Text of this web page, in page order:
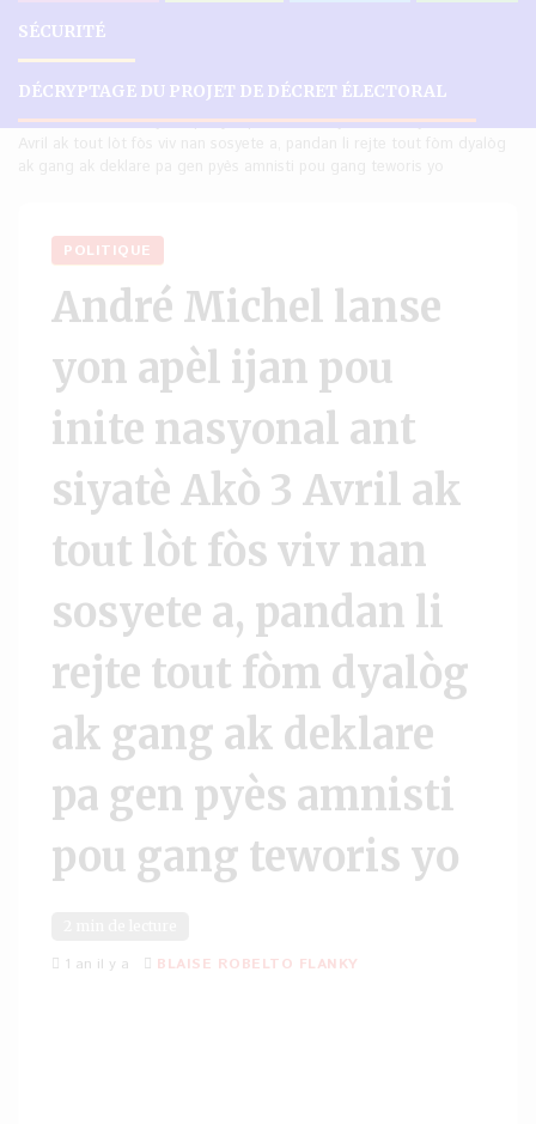
SÉCURITÉ
DÉCRYPTAGE DU PROJET DE DÉCRET ÉLECTORAL
Accueil
Politique
André Michel lanse yon apèl ijan pou inite nasyonal ant siyatè Akò 3
POLITIQUE
André Michel lanse
yon apèl ijan pou
inite nasyonal ant
siyatè Akò 3 Avril ak
tout lòt fòs viv nan
sosyete a, pandan li
rejte tout fòm dyalòg
ak gang ak deklare
pa gen pyès amnisti
pou gang teworis yo
1 an il y a BLAISE ROBELTO FLANKY